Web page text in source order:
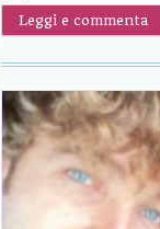
Leggi e commenta